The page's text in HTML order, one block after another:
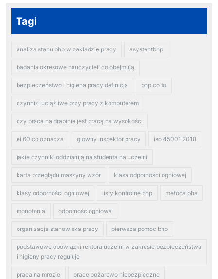
Tagi
analiza stanu bhp w zakładzie pracy asystentbhp
badania okresowe nauczycieli co obejmują
bezpieczeństwo i higiena pracy definicja bhp co to
czynniki uciążliwe przy pracy z komputerem
czy praca na drabinie jest pracą na wysokości
ei 60 co oznacza glowny inspektor pracy iso 45001:2018
jakie czynniki oddziałują na studenta na uczelni
karta przeglądu maszyny wzór klasa odporności ogniowej
klasy odporności ogniowej listy kontrolne bhp metoda pha
monotonia odpornośc ogniowa
organizacja stanowiska pracy pierwsza pomoc bhp
podstawowe obowiązki rektora uczelni w zakresie bezpieczeństwa
i higieny pracy reguluje
praca na mrozie prace pożarowo niebezpieczne